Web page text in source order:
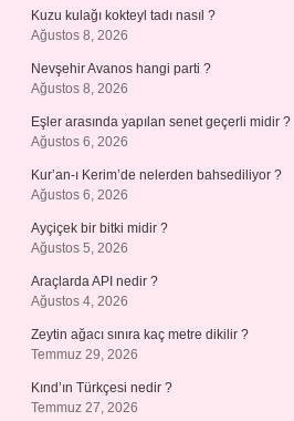
Kuzu kulağı kokteyl tadı nasıl ?
Ağustos 8, 2026
Nevşehir Avanos hangi parti ?
Ağustos 8, 2026
Eşler arasında yapılan senet geçerli midir ?
Ağustos 6, 2026
Kur’an-ı Kerim’de nelerden bahsediliyor ?
Ağustos 6, 2026
Ayçiçek bir bitki midir ?
Ağustos 5, 2026
Araçlarda API nedir ?
Ağustos 4, 2026
Zeytin ağacı sınıra kaç metre dikilir ?
Temmuz 29, 2026
Kınd’ın Türkçesi nedir ?
Temmuz 27, 2026